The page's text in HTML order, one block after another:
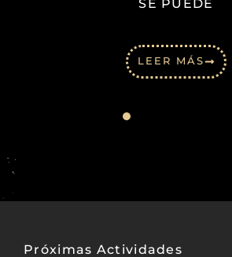
SE PUEDE
LEER MÁS
Próximas Actividades